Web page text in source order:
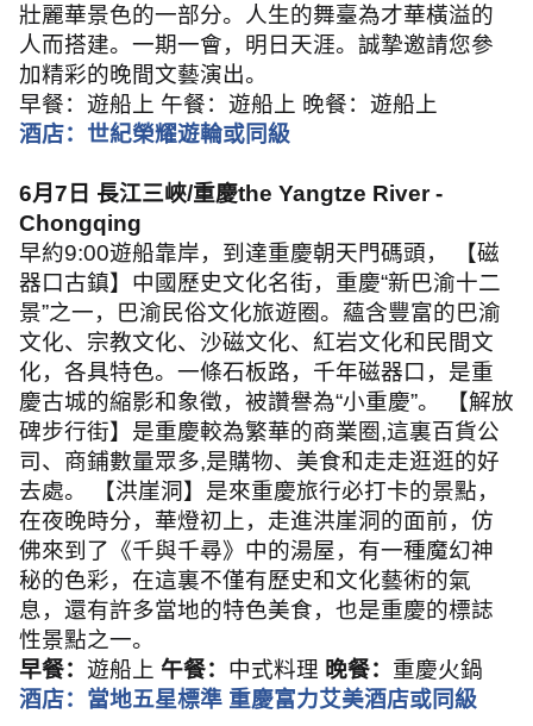
壯麗華景色的一部分。人生的舞臺為才華橫溢的
人而搭建。一期一會，明日天涯。誠摯邀請您參
加精彩的晚間文藝演出。
早餐：遊船上 午餐：遊船上 晚餐：遊船上
酒店：世紀榮耀遊輪或同級
6月 7 日 長江三峽/重慶the Yangtze River -
Chongqing
早約9:00遊船靠岸，到達重慶朝天門碼頭， 【磁
器口古鎮】中國歷史文化名街，重慶“新巴渝十二
景”之一，巴渝民俗文化旅遊圈。蘊含豐富的巴渝
文化、宗教文化、沙磁文化、紅岩文化和民間文
化，各具特色。一條石板路，千年磁器口，是重
慶古城的縮影和象徵，被讚譽為“小重慶”。 【解放
碑步行街】是重慶較為繁華的商業圈,這裏百貨公
司、商鋪數量眾多,是購物、美食和走走逛逛的好
去處。 【洪崖洞】是來重慶旅行必打卡的景點，
在夜晚時分，華燈初上，走進洪崖洞的面前，仿
佛來到了《千與千尋》中的湯屋，有一種魔幻神
秘的色彩，在這裏不僅有歷史和文化藝術的氣
息，還有許多當地的特色美食，也是重慶的標誌
性景點之一。
早餐： 遊船上 午餐： 中式料理 晚餐： 重慶火鍋
酒店：當地五星標準 重慶富力艾美酒店或同級